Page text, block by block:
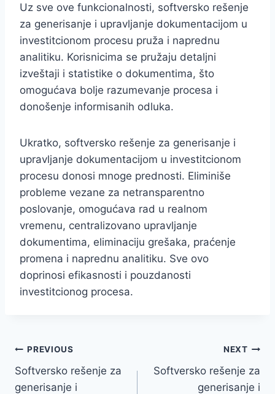
Uz sve ove funkcionalnosti, softversko rešenje
za generisanje i upravljanje dokumentacijom u
investitcionom procesu pruža i naprednu
analitiku. Korisnicima se pružaju detaljni
izveštaji i statistike o dokumentima, što
omogućava bolje razumevanje procesa i
donošenje informisanih odluka.
Ukratko, softversko rešenje za generisanje i
upravljanje dokumentacijom u investitcionom
procesu donosi mnoge prednosti. Eliminiše
probleme vezane za netransparentno
poslovanje, omogućava rad u realnom
vremenu, centralizovano upravljanje
dokumentima, eliminaciju grešaka, praćenje
promena i naprednu analitiku. Sve ovo
doprinosi efikasnosti i pouzdanosti
investitcionog procesa.
Post
navigation
PREVIOUS
Softversko rešenje za
generisanje i
NEXT
Softversko rešenje za
generisanje i